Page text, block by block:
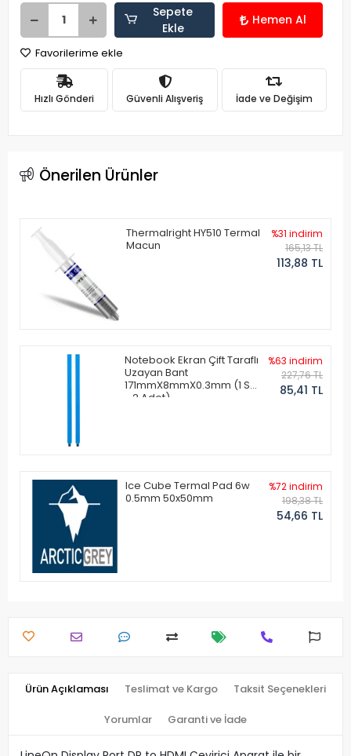
Sepete
Ekle
Hemen Al
Favorilerime ekle
Hızlı Gönderi Güvenli Alışveriş İade ve Değişim
Önerilen Ürünler
Thermalright HY510 Termal
Macun
%31 indirim
165,13 TL
113,88 TL
Notebook Ekran Çift Taraflı
Uzayan Bant
171mmX8mmX0.3mm (1 Set
- 2 Adet)
%63 indirim
227,76 TL
85,41 TL
Ice Cube Termal Pad 6w
0.5mm 50x50mm
%72 indirim
198,38 TL
54,66 TL
Ürün Açıklaması Teslimat ve Kargo Taksit Seçenekleri
Yorumlar Garanti ve İade